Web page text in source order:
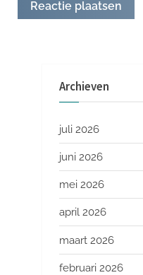
Archieven
juli 2026
juni 2026
mei 2026
april 2026
maart 2026
februari 2026